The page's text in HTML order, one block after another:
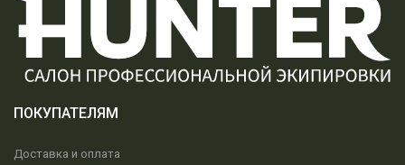
ПОКУПАТЕЛЯМ
Доставка и оплата